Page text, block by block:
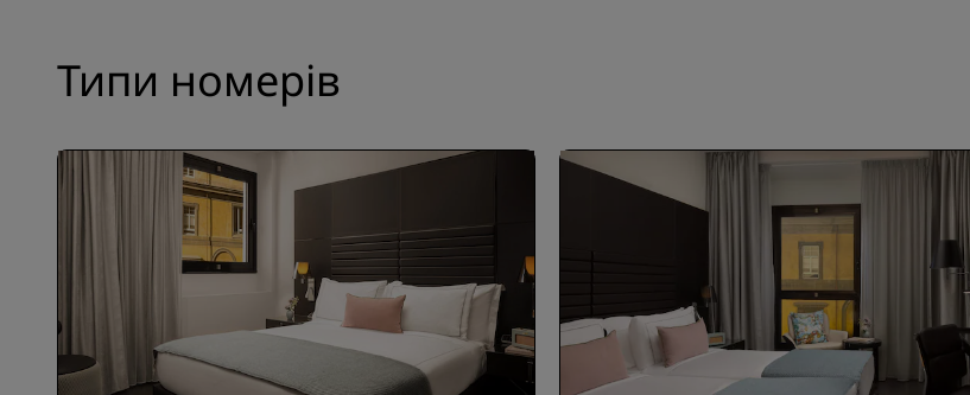
Типи номерів